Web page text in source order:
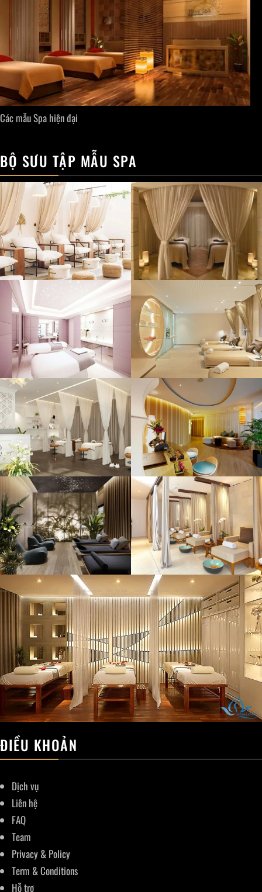
Các mẫu Spa hiện đại
BỘ SƯU TẬP MẪU SPA
ĐIỀU KHOẢN
Dịch vụ
Liên hệ
FAQ
Team
Privacy & Policy
Term & Conditions
Hỗ trợ